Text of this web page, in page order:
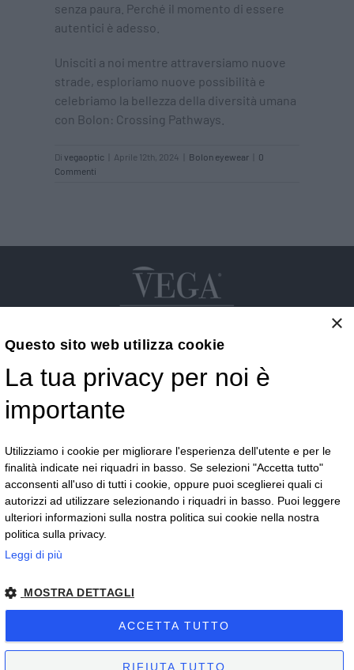
senza paura. Perché il momento di essere
autentici è adesso.
Unisciti a noi mentre attraversiamo nuove
strade, esploriamo nuove possibilità e
celebriamo la bellezza della diversità umana
con Bolon: Crossing Pathways.
Di vegaoptic Aprile 12th, 2024 Bolon eyewear
0
Commenti
Vega S.r.l.
Via G.F.B. Riemann 3 - 28921 Verbania - VB
Email: commerciale@vegaoptic.it
Resta in contatto
×
Questo sito web utilizza cookie
La tua privacy per noi è
importante
Utilizziamo i cookie per migliorare l'esperienza dell'utente e per le
finalità indicate nei riquadri in basso. Se selezioni "Accetta tutto"
acconsenti all'uso di tutti i cookie, oppure puoi sceglierei quali ci
autorizzi ad utilizzare selezionando i riquadri in basso. Puoi leggere
ulteriori informazioni sulla nostra politica sui cookie nella nostra
politica sulla privacy.
Leggi di più
MOSTRA DETTAGLI
ACCETTA TUTTO
RIFIUTA TUTTO